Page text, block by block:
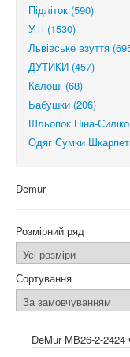
Підліток (590)
Уггі (1530)
Львівське взуття
ДУТИКИ (457)
Калоші (68)
Бабушки (206)
Шльопок.Піна-
Одяг Сумки
Demur
Розмірний ряд
Сортування
DeMur MB26-2-2424